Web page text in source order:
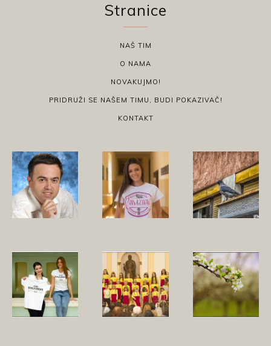
Stranice
NAŠ TIM
O NAMA
NOVAKUJMO!
PRIDRUŽI SE NAŠEM TIMU, BUDI POKAZIVAČ!
KONTAKT